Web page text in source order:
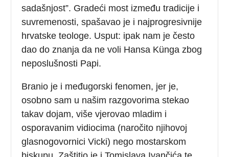
sadašnjost”. Gradeći most između tradicije i
suvremenosti, spašavao je i najprogresivnije
hrvatske teologe. Usput: ipak nam je često
dao do znanja da ne voli Hansa Künga zbog
neposlušnosti Papi.
Branio je i međugorski fenomen, jer je,
osobno sam u našim razgovorima stekao
takav dojam, više vjerovao mladim i
osporavanim vidiocima (naročito njihovoj
glasnogovornici Vicki) nego mostarskom